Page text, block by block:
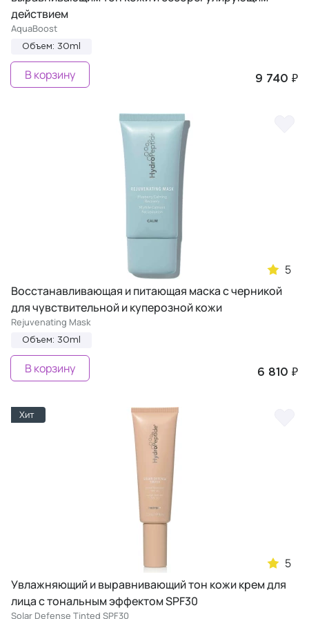
действием
AquaBoost
Объем: 30ml
9 740 ₽
В корзину
5
Восстанавливающая и питающая маска с черникой
для чувствительной и куперозной кожи
Rejuvenating Mask
Объем: 30ml
6 810 ₽
В корзину
Хит
5
Увлажняющий и выравнивающий тон кожи крем для
лица с тональным эффектом SPF30
Solar Defense Tinted SPF30